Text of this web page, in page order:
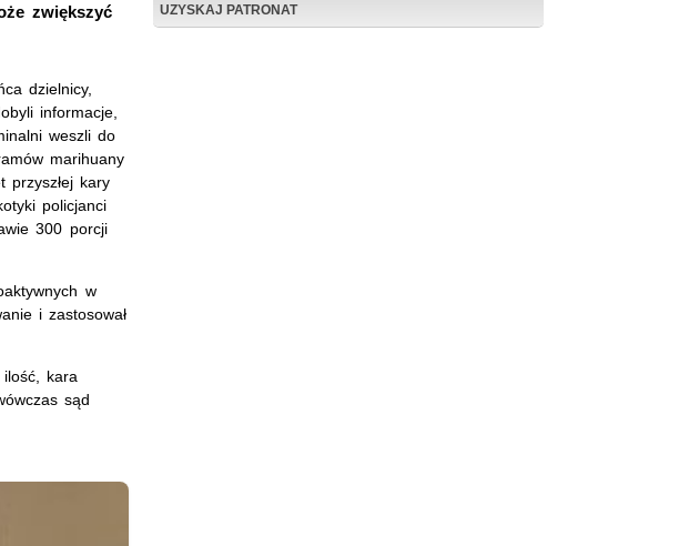
UZYSKAJ PATRONAT
zwiększyć
dzielnicy,
informacje,
weszli do
marihuany
przyszłej kary
policjanci
300 porcji
w
i zastosował
kara
sąd